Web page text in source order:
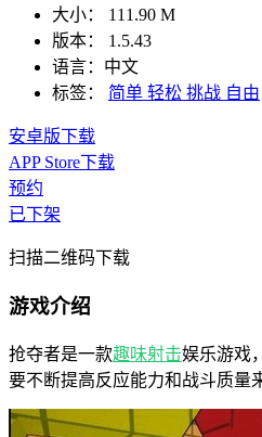
大小：
111.90 M
版本：
1.5.43
语言： 中文
标签：
简单 轻松 挑战 自由
安卓版下载
APP Store下载
预约
已下架
扫描二维码下载
游戏介绍
抢夺者是一款趣味射击娱乐游戏
要不断提高反应能力和战斗质量